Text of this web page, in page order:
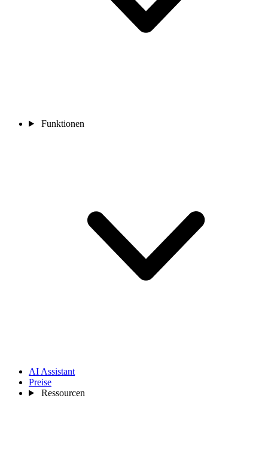
Funktionen
AI Assistant
Preise
Ressourcen